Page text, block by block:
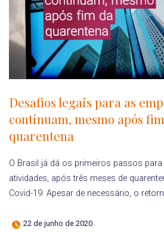
Desafios legais para as
continuam, mesmo após
quarentena
O Brasil já dá os primeiros passos
atividades, após três meses de
Covid-19. Apesar de necessário, o
22 de junho de 2020